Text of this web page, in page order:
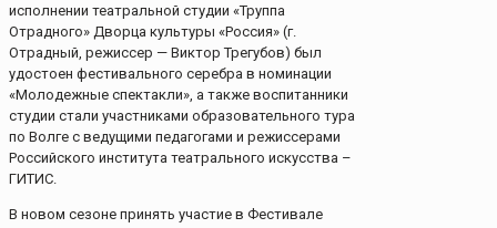
исполнении театральной студии «Труппа
Отрадного» Дворца культуры «Россия» (г.
Отрадный, режиссер — Виктор Трегубов) был
удостоен фестивального серебра в номинации
«Молодежные спектакли», а также воспитанники
студии стали участниками образовательного тура
по Волге с ведущими педагогами и режиссерами
Российского института театрального искусства –
ГИТИС.
В новом сезоне принять участие в Фестивале